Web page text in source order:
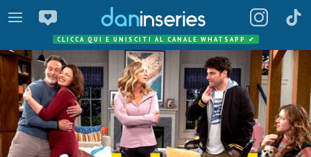
CLICCA QUI E UNISCITI AL CANALE WHATSAPP ✔